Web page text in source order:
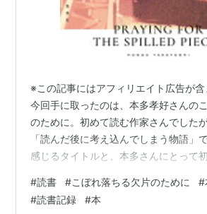
本）
社）ISBN:4575507512（
I love you（祥伝社）
行本）
※この記事にはアフィリエイト広告が含
今回手に取ったのは、本多孝好さんの
のために。初めて読む作家さんでした
「読んだ後に考え込んでしまう物語」
感じるタイトルと、本多さんにとって
うに選びました。 【あらすじ】警視庁
な刑事・和泉と、言葉数の少ない美人
#読書 #こぼれ落ちる欠片のために #
#読書記録 #本